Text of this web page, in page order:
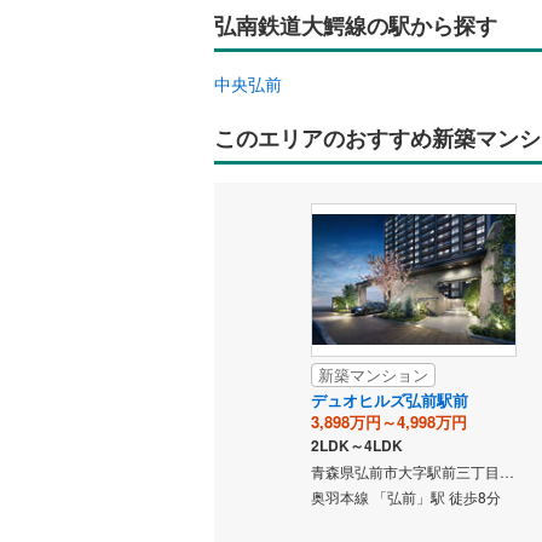
弘南鉄道大鰐線の駅から探す
中央弘前
このエリアのおすすめ新築マン
新築マンション
デュオヒルズ弘前駅前
3,898万円～4,998万円
2LDK～4LDK
青森県弘前市大字駅前三丁目6番5他、大字代官町33番（地番）
奥羽本線 「弘前」駅 徒歩8分
オンライン対応
オンライ